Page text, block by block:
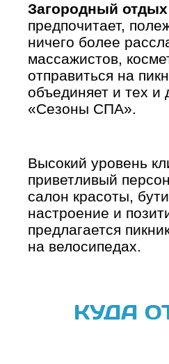
Загородный
предпочитает,
ничего более
массажистов,
отправиться на
объединяет и тех и
«Сезоны СПА».
Высокий уровень
приветливый
салон красоты,
настроение и
предлагается
на велосипедах.
КУДА